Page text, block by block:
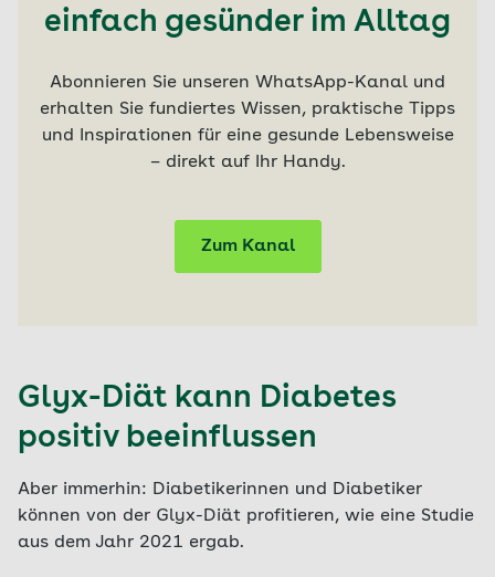
einfach gesünder im Alltag
Abonnieren Sie unseren WhatsApp-Kanal und
erhalten Sie fundiertes Wissen, praktische Tipps
und Inspirationen für eine gesunde Lebensweise
– direkt auf Ihr Handy.
Zum Kanal
Glyx-Diät kann Diabetes
positiv beeinflussen
Aber immerhin: Diabetikerinnen und Diabetiker
können von der Glyx-Diät profitieren, wie eine Studie
aus dem Jahr 2021 ergab.